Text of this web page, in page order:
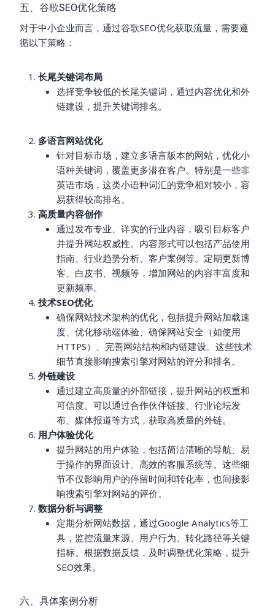
五、谷歌SEO优化策略
对于中小企业而言，通过谷歌SEO优化获取流量，需要遵
循以下策略：
长尾关键词布局
选择竞争较低的长尾关键词，通过内容优化和外
链建设，提升关键词排名。
多语言网站优化
针对目标市场，建立多语言版本的网站，优化小
语种关键词，覆盖更多潜在客户。特别是一些非
英语市场，这类小语种词汇的竞争相对较小，容
易获得较高排名。
高质量内容创作
通过发布专业、详实的行业内容，吸引目标客户
并提升网站权威性。内容形式可以包括产品使用
指南、行业趋势分析、客户案例等。定期更新博
客、白皮书、视频等，增加网站的内容丰富度和
更新频率。
技术SEO优化
确保网站技术架构的优化，包括提升网站加载速
度、优化移动端体验、确保网站安全（如使用
HTTPS）、完善网站结构和内链建设。这些技术
细节直接影响搜索引擎对网站的评分和排名。
外链建设
通过建立高质量的外部链接，提升网站的权重和
可信度。可以通过合作伙伴链接、行业论坛发
布、媒体报道等方式，获取高质量的外链。
用户体验优化
提升网站的用户体验，包括简洁清晰的导航、易
于操作的界面设计、高效的客服系统等。这些细
节不仅影响用户的停留时间和转化率，也间接影
响搜索引擎对网站的评价。
数据分析与调整
定期分析网站数据，通过Google Analytics等工
具，监控流量来源、用户行为、转化路径等关键
指标。根据数据反馈，及时调整优化策略，提升
SEO效果。
六、具体案例分析